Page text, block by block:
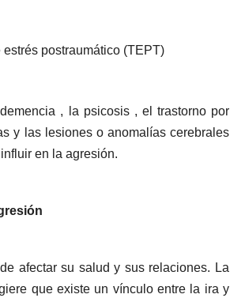
estrés postraumático (TEPT)
, la psicosis , el trastorno por
y las lesiones o anomalías cerebrales
en la agresión.
afectar su salud y sus relaciones. La
que existe un vínculo entre la ira y